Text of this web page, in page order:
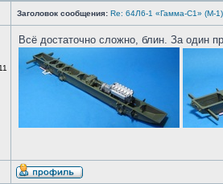
Заголовок сообщения: Re: 64Л6-1 «Гамма-С1» (М-
Всё достаточно сложно, блин. За один